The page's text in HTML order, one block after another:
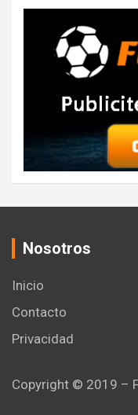
Nosotros
Inicio
Contacto
Privacidad
Copyright © 2019 –